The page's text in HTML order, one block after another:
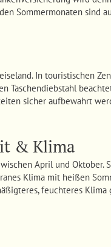
Sommermonaten sind
In touristischen
Taschendiebstahl
sicher aufbewahrt
& Klima
April und
Klima mit heißen
feuchteres